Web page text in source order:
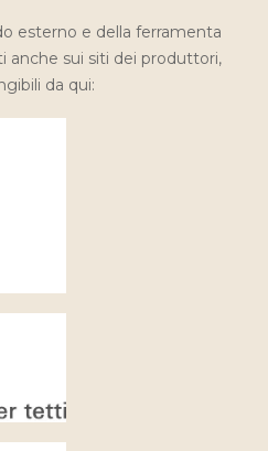
esterno e della ferramenta
anche sui siti dei produttori,
da qui: